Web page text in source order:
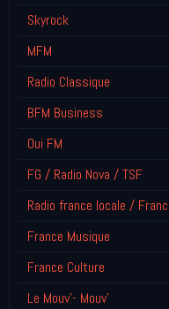
Skyrock
MFM
Radio Classique
BFM Business
Oui FM
FG / Radio Nova / TSF
Radio france locale /
France Musique
France Culture
Le Mouv'- Mouv'